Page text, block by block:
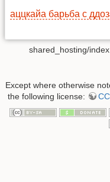
аццкайа барьба с
shared_hosting/
Except where otherwise
the following license: